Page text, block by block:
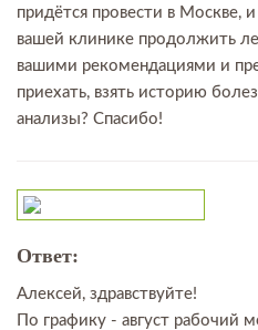
придётся провести в Москве,
вашей клинике продолжить
вашими рекомендациями и
приехать, взять историю
анализы? Спасибо!
Ответ:
Алексей, здравствуйте!
По графику - август рабочий